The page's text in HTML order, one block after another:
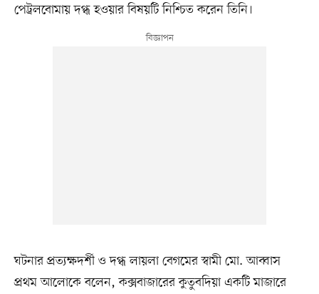
পেট্রলবোমায় দগ্ধ হওয়ার বিষয়টি নিশ্চিত করেন তিনি।
ঘটনার প্রত্যক্ষদর্শী ও দগ্ধ লায়লা বেগমের স্বামী মো. আব্বাস
প্রথম আলোকে বলেন, কক্সবাজারের কুতুবদিয়া একটি মাজারে